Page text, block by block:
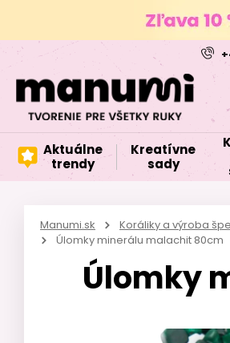
Aktuálne
trendy
Kreatívne
sady
Manumi.sk Koráliky a výroba
Úlomky minerálu malachit 80cm
Úlomky